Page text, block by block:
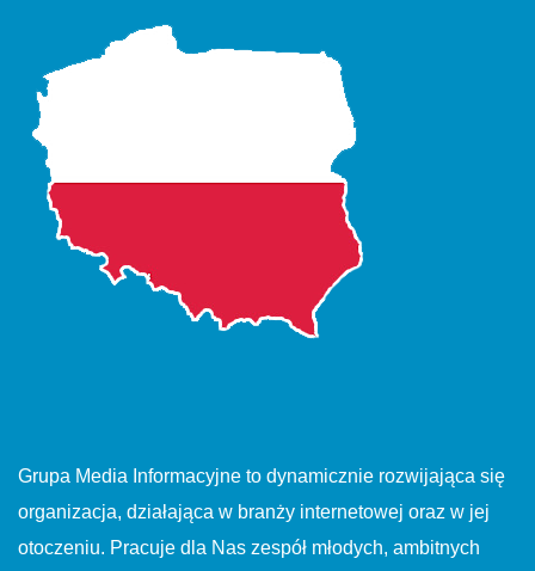
Grupa Media Informacyjne to dynamicznie rozwijająca się
organizacja, działająca w branży internetowej oraz w jej
otoczeniu. Pracuje dla Nas zespół młodych, ambitnych